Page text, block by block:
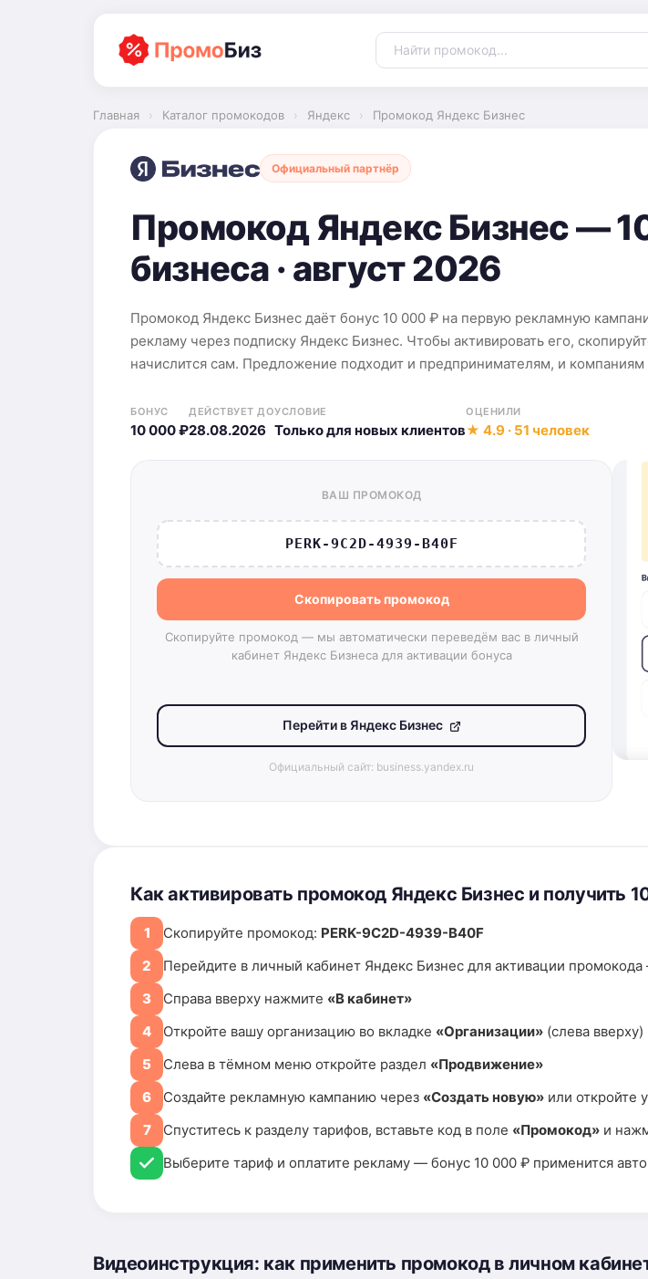
Главная › Каталог промокодов › Яндекс › Промокод Яндекс Бизнес
Официальный партнёр
Промокод Яндекс Бизнес —
бизнеса · август 2026
Промокод Яндекс Бизнес даёт бонус 10 000 ₽ на первую рекламную
рекламу через подписку Яндекс Бизнес. Чтобы активировать его,
начислится сам. Предложение подходит и предпринимателям, и
БОНУС
10 000 ₽
ДЕЙСТВУЕТ ДО
28.08.2026
УСЛОВИЕ
Только для новых клиентов
ОЦЕНИЛИ
★ 4.9 · 51 человек
ВАШ ПРОМОКОД
PERK-9C2D-4939-B40F
Скопировать промокод
Скопируйте промокод — мы автоматически переведём вас в личный
кабинет Яндекс Бизнеса для активации бонуса
Перейти в Яндекс Бизнес
Официальный сайт: business.yandex.ru
Как активировать промокод Яндекс Бизнес и получить
1 Скопируйте промокод: PERK-9C2D-4939-B40F
2
Перейдите в личный кабинет Яндекс Бизнес для активации
3
Справа вверху нажмите «В кабинет»
4
Откройте вашу организацию во вкладке «Организации» (слева вверху)
5
Слева в тёмном меню откройте раздел «Продвижение»
6
Создайте рекламную кампанию через «Создать новую» или
7
Спуститесь к разделу тарифов, вставьте код в поле «Промокод» и
Выберите тариф и оплатите рекламу — бонус 10 000 ₽ применится
Видеоинструкция: как применить промокод в личном